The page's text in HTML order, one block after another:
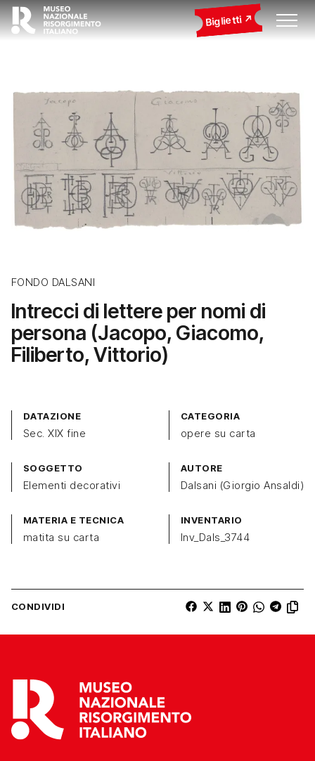
Biglietti
FONDO DALSANI
Intrecci di lettere per nomi di
persona (Jacopo, Giacomo,
Filiberto, Vittorio)
DATAZIONE
Sec. XIX fine
CATEGORIA
opere su carta
SOGGETTO
Elementi decorativi
AUTORE
Dalsani (Giorgio Ansaldi)
MATERIA E TECNICA
matita su carta
INVENTARIO
Inv_Dals_3744
CONDIVIDI